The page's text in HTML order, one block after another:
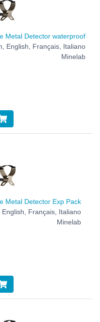
Metal Detector waterproof
English, Français, Italiano
Minelab
Metal Detector Exp Pack
Français, Italiano
Minelab